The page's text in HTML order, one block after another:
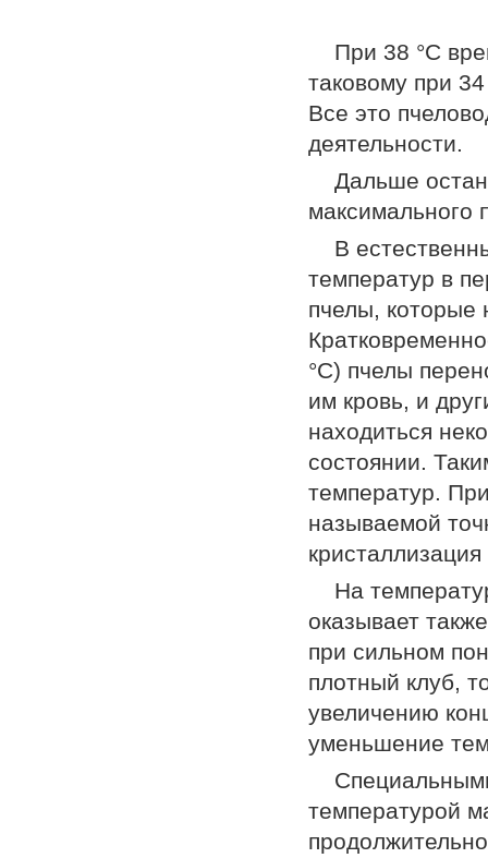
При 38 °С
таковому при
Все это
деятельности.
Дальше
максимального
В
температур в
пчелы, которые
°С) пчелы
им кровь, и
находиться
состоянии.
температур.
называемой
На
оказывает
при сильном
плотный клуб,
увеличению
уменьшение
температурой